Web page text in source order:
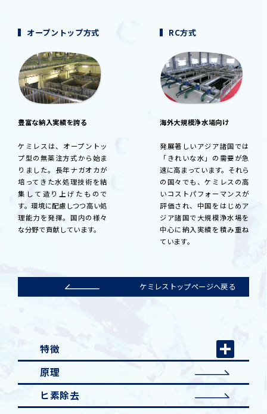
オープントップ方式
豊富な納入実績を誇る
ケミレスは、オープントッ
プ型の無薬注方式から始ま
りました。長年ナガオカが
培ってきた水処理技術を結
集して造り上げたもので
す。環境に配慮しつつ高い処
理能力を発揮。国内の様々
な分野で貢献しています。
RC方式
海外大規模浄水場向け
発展著しいアジア諸国では
「きれいな水」の需要が急
速に高まっています。それら
の国々でも、ケミレスの高
いコストパフォーマンスが
評価され、中国をはじめア
ジア諸国で大規模浄水場を
中心に納入実績を積み重ね
ています。
ケミレストップページへ戻る
特徴
原理
ヒ素除去